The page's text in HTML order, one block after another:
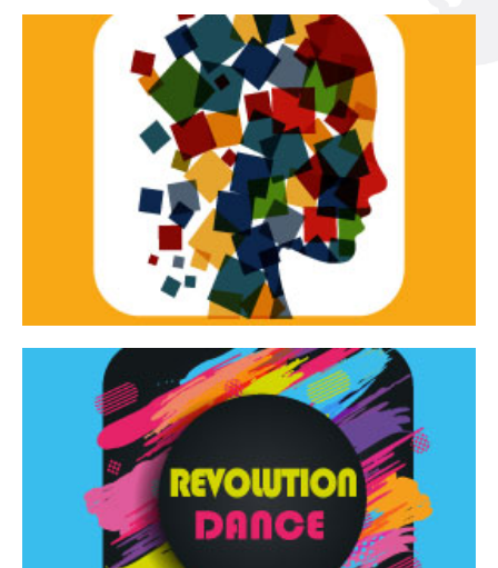
Tracce dinamiche
Tracce Dinamiche è una rassegna di teatro
d’innovazione e sperimentale.
Continua
Revolution Dance
Rassegna di danza contemporanea – I Edizione